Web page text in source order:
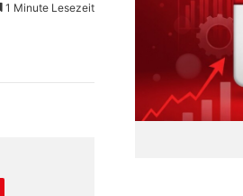
1 Minute Lesezeit